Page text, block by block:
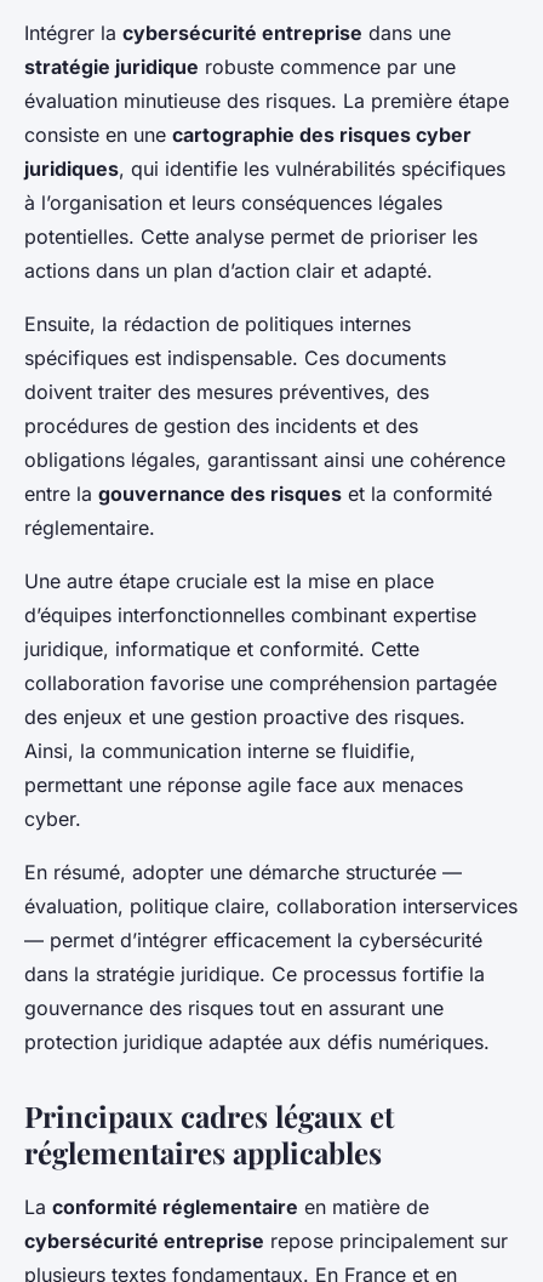
Intégrer la cybersécurité entreprise dans une
stratégie juridique robuste commence par une
évaluation minutieuse des risques. La première étape
consiste en une cartographie des risques cyber
juridiques, qui identifie les vulnérabilités spécifiques
à l’organisation et leurs conséquences légales
potentielles. Cette analyse permet de prioriser les
actions dans un plan d’action clair et adapté.
Ensuite, la rédaction de politiques internes
spécifiques est indispensable. Ces documents
doivent traiter des mesures préventives, des
procédures de gestion des incidents et des
obligations légales, garantissant ainsi une cohérence
entre la gouvernance des risques et la conformité
réglementaire.
Une autre étape cruciale est la mise en place
d’équipes interfonctionnelles combinant expertise
juridique, informatique et conformité. Cette
collaboration favorise une compréhension partagée
des enjeux et une gestion proactive des risques.
Ainsi, la communication interne se fluidifie,
permettant une réponse agile face aux menaces
cyber.
En résumé, adopter une démarche structurée —
évaluation, politique claire, collaboration interservices
— permet d’intégrer efficacement la cybersécurité
dans la stratégie juridique. Ce processus fortifie la
gouvernance des risques tout en assurant une
protection juridique adaptée aux défis numériques.
Principaux cadres légaux et
réglementaires applicables
La conformité réglementaire en matière de
cybersécurité entreprise repose principalement sur
plusieurs textes fondamentaux. En France et en